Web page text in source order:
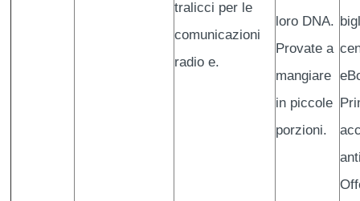
tralicci per le
comunicazioni
radio e.
loro DNA.
Provate a
mangiare
in piccole
porzioni.